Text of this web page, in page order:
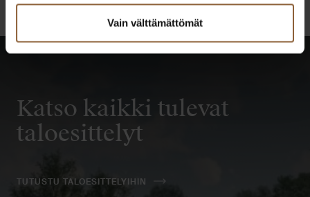
Vain välttämättömät
Katso kaikki tulevat
taloesittelyt
TUTUSTU TALOESITTELYIHIN